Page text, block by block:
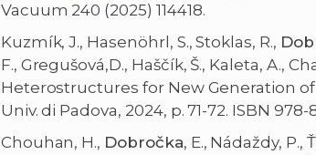
Vacuum 240 (2025) 114418.
Kuzmík, J., Hasenöhrl, S., Stoklas, R.,
F., Gregušová,D., Haščík, Š., Kaleta, A.,
Heterostructures for New Generation of
Univ. di Padova, 2024, p. 71-72. ISBN
Chouhan, H., Dobročka, E., Nádaždy, P.,